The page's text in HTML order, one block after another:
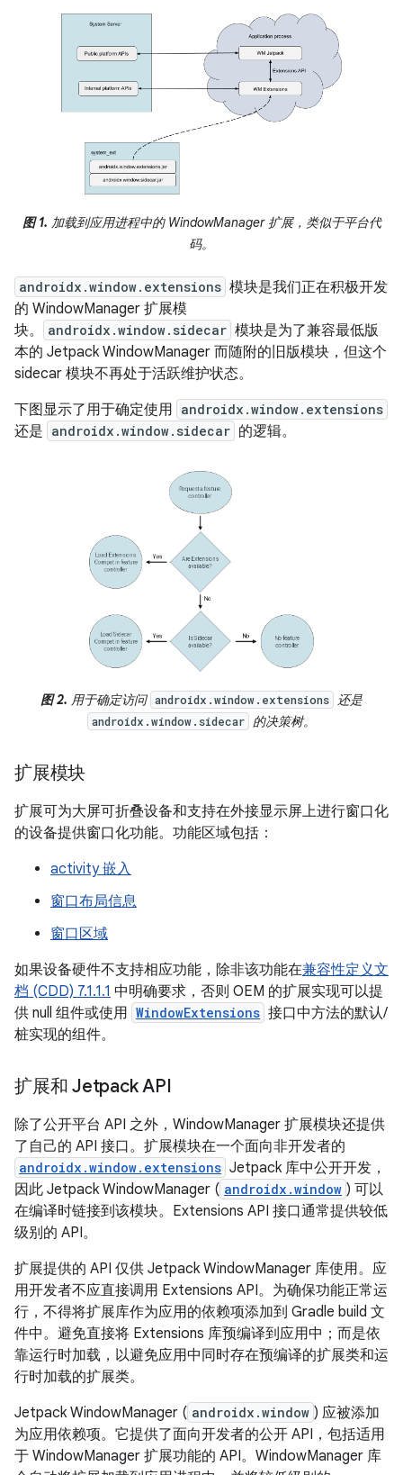
图 1. 加载到应用进程中的 WindowManager 扩展，类似于平台代
码。
androidx.window.extensions 模块是我们正在积极开发
的 WindowManager 扩展模
块。
androidx.window.sidecar 模块是为了兼容最低版
本的 Jetpack WindowManager 而随附的旧版模块，但这个
sidecar 模块不再处于活跃维护状态。
下图显示了用于确定使用 androidx.window.extensions
还是 androidx.window.sidecar 的逻辑。
图 2. 用于确定访问 androidx.window.extensions 还是
androidx.window.sidecar 的决策树。
扩展模块
扩展可为大屏可折叠设备和支持在外接显示屏上进行窗口化
的设备提供窗口化功能。功能区域包括：
activity 嵌入
窗口布局信息
窗口区域
如果设备硬件不支持相应功能，除非该功能在兼容性定义文
档 (CDD) 7.1.1.1 中明确要求，否则 OEM 的扩展实现可以提
供 null 组件或使用 WindowExtensions 接口中方法的默认/
桩实现的组件。
扩展和 Jetpack API
除了公开平台 API 之外，WindowManager 扩展模块还提供
了自己的 API 接口。扩展模块在一个面向非开发者的
androidx.window.extensions Jetpack 库中公开开发，
因此 Jetpack WindowManager ( androidx.window ) 可以
在编译时链接到该模块。Extensions API 接口通常提供较低
级别的 API。
扩展提供的 API 仅供 Jetpack WindowManager 库使用。应
用开发者不应直接调用 Extensions API。为确保功能正常运
行，不得将扩展库作为应用的依赖项添加到 Gradle build 文
件中。避免直接将 Extensions 库预编译到应用中；而是依
靠运行时加载，以避免应用中同时存在预编译的扩展类和运
行时加载的扩展类。
Jetpack WindowManager ( androidx.window ) 应被添加
为应用依赖项。它提供了面向开发者的公开 API，包括适用
于 WindowManager 扩展功能的 API。WindowManager 库